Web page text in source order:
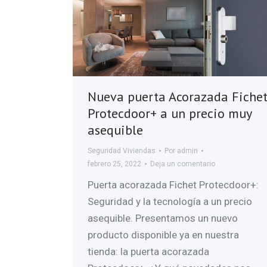
Nueva puerta Acorazada Fichet
Protecdoor+ a un precio muy
asequible
Seguridad Viviendas Por admin
febrero 25, 2022
Deja un comentario
Puerta acorazada Fichet Protecdoor+:
Seguridad y la tecnología a un precio
asequible. Presentamos un nuevo
producto disponible ya en nuestra
tienda: la puerta acorazada